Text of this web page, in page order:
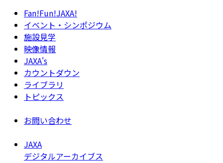
Fan!Fun!JAXA!
イベント・シンポジウム
施設見学
映像情報
JAXA's
カウントダウン
ライブラリ
トピックス
お問い合わせ
JAXA
デジタルアーカイブス